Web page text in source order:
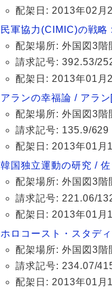
配架日: 2013年02月
民軍協力(CIMIC)の戦
配架場所: 外国図3階
請求記号: 392.53/
配架日: 2013年01月
アランの幸福論 / アラ
配架場所: 外国図3階
請求記号: 135.9/629
配架日: 2013年01月
韓国独立運動の研究 /
配架場所: 外国図3階
請求記号: 221.06/
配架日: 2013年01月
ホロコースト・スタデ
配架場所: 外国図3階
請求記号: 234.07/
配架日: 2013年01月